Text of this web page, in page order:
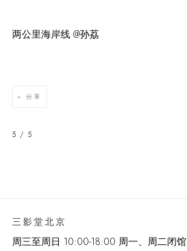
两公里海岸线 @孙荔
分享
5 / 5
三影堂北京
周三至周日 10:00-18:00 周一、周二闭馆